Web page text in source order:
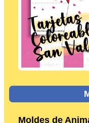
Moldes de